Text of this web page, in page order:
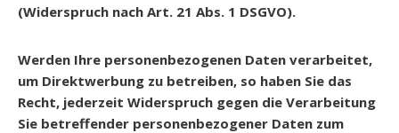
(Widerspruch nach Art. 21 Abs. 1 DSGVO).
Werden Ihre personenbezogenen Daten verarbeitet,
um Direktwerbung zu betreiben, so haben Sie das
Recht, jederzeit Widerspruch gegen die Verarbeitung
Sie betreffender personenbezogener Daten zum